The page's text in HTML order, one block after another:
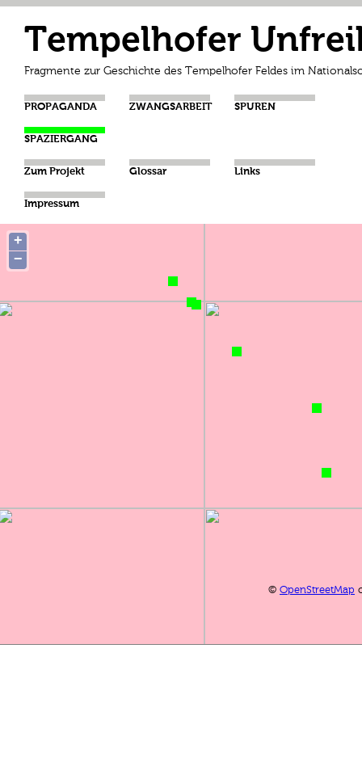
Tempelhofer
Fragmente zur Geschichte des Tempelhofer Feldes im
PROPAGANDA ZWANGSARBEIT SPUREN
SPAZIERGANG
Zum Projekt Glossar Links
Impressum
+
−
© OpenStreetMap